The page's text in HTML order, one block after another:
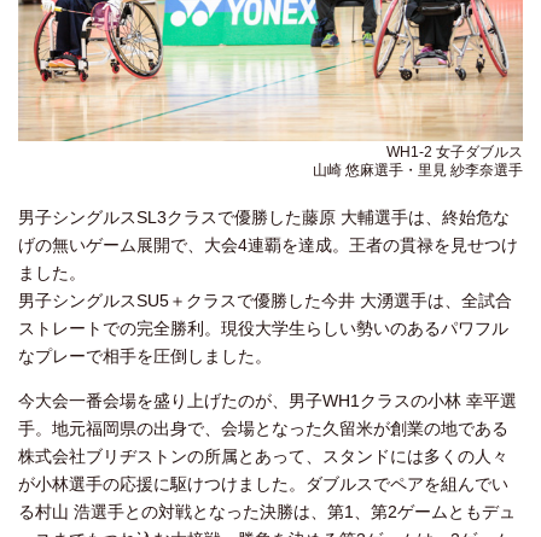
WH1-2 女子ダブルス
山崎 悠麻選手・里見 紗李奈選手
男子シングルスSL3クラスで優勝した藤原 大輔選手は、終始危な
げの無いゲーム展開で、大会4連覇を達成。王者の貫禄を見せつけ
ました。
男子シングルスSU5＋クラスで優勝した今井 大湧選手は、全試合
ストレートでの完全勝利。現役大学生らしい勢いのあるパワフル
なプレーで相手を圧倒しました。
今大会一番会場を盛り上げたのが、男子WH1クラスの小林 幸平選
手。地元福岡県の出身で、会場となった久留米が創業の地である
株式会社ブリヂストンの所属とあって、スタンドには多くの人々
が小林選手の応援に駆けつけました。ダブルスでペアを組んでい
る村山 浩選手との対戦となった決勝は、第1、第2ゲームともデュ